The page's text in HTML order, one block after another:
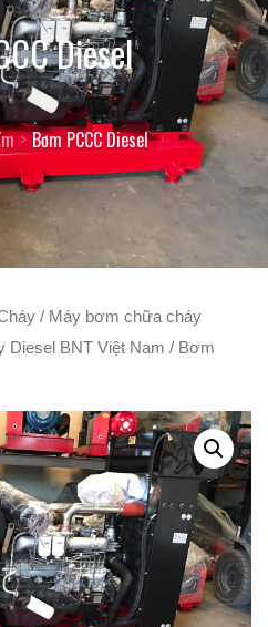
Diesel
Bơm PCCC Diesel
/ Máy bơm chữa cháy
Diesel BNT Việt Nam / Bơm